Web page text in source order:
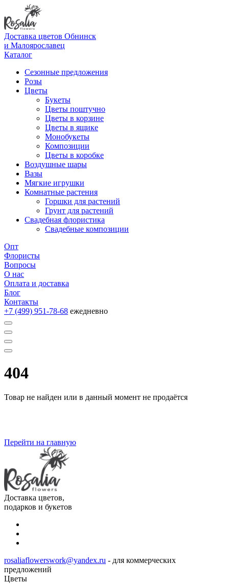
Доставка цветов Обнинск
и Малоярославец
Каталог
Сезонные предложения
Розы
Цветы
Букеты
Цветы поштучно
Цветы в корзине
Цветы в ящике
Монобукеты
Композиции
Цветы в коробке
Воздушные шары
Вазы
Мягкие игрушки
Комнатные растения
Горшки для растений
Грунт для растений
Свадебная флористика
Свадебные композиции
Опт
Флористы
Вопросы
О нас
Оплата и доставка
Блог
Контакты
+7 (499) 951-78-68 ежедневно
404
Товар не найден или в данный момент не продаётся
Перейти на главную
Доставка цветов,
подарков и букетов
rosaliaflowerswork@yandex.ru - для коммерческих
предложений
Цветы